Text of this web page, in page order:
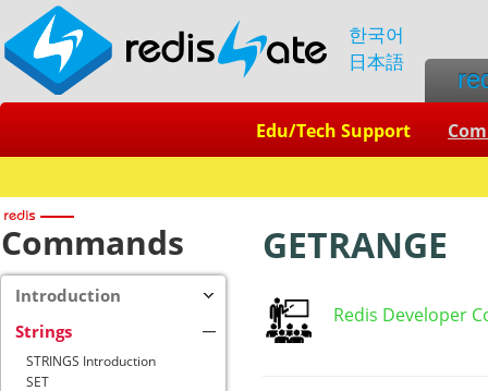
한국어
日本語
Edu/Tech Support
Commands
Introduction
Strings
STRINGS Introduction
SET
GETRANGE
Redis Developer